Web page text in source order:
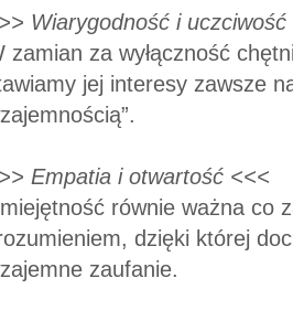
Wiarygodność i uczciwość
zamian za wyłączność
jej interesy zawsze
Empatia i otwartość <<<
równie ważna co
dzięki której
zaufanie.